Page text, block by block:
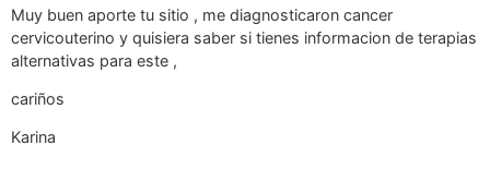
Muy buen aporte tu sitio , me diagnosticaron cancer
cervicouterino y quisiera saber si tienes informacion de terapias
alternativas para este ,
cariños
Karina